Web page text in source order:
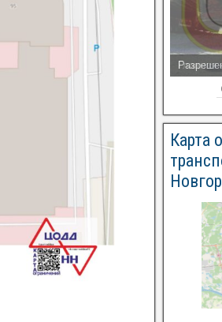
Карта